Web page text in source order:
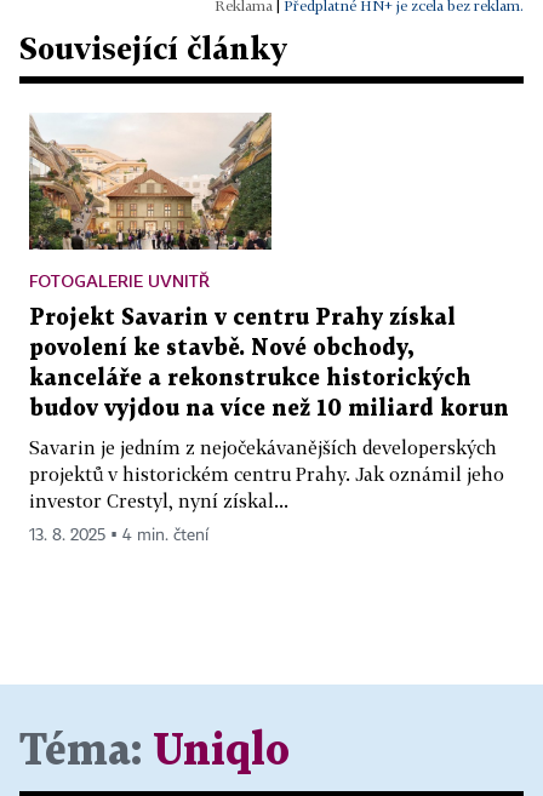
Předplatné HN+ je zcela bez reklam.
Související články
FOTOGALERIE UVNITŘ
Projekt Savarin v centru Prahy získal
povolení ke stavbě. Nové obchody,
kanceláře a rekonstrukce historických
budov vyjdou na více než 10 miliard korun
Savarin je jedním z nejočekávanějších developerských
projektů v historickém centru Prahy. Jak oznámil jeho
investor Crestyl, nyní získal...
13. 8. 2025 ▪ 4 min. čtení
Téma: Uniqlo